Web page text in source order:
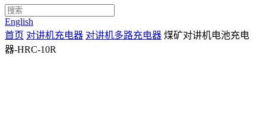
English
首页 对讲机充电器 对讲机多路充电器 煤矿对讲机电池充电
器-HRC-10R